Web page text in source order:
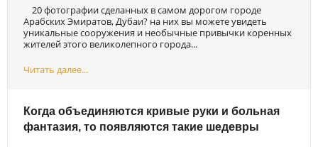
20 фотографии сделанных в самом дорогом городе
Арабских Эмиратов, Дубаи? на них вы можете увидеть
уникальные сооружения и необычные привычки коренных
жителей этого великолепного города...
Читать далее...
Когда объединяются кривые руки и больная
фантазия, то появляются такие шедевры